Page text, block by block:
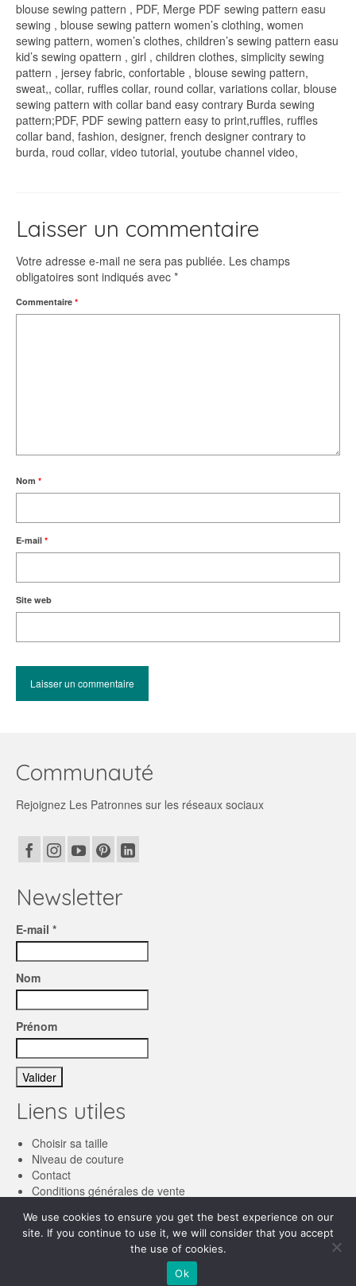
blouse sewing pattern , PDF, Merge PDF sewing pattern easu
sewing , blouse sewing pattern women’s clothing, women
sewing pattern, women’s clothes, children’s sewing pattern easu
kid’s sewing opattern , girl , children clothes, simplicity sewing
pattern , jersey fabric, confortable , blouse sewing pattern,
sweat,, collar, ruffles collar, round collar, variations collar, blouse
sewing pattern with collar band easy contrary Burda sewing
pattern;PDF, PDF sewing pattern easy to print,ruffles, ruffles
collar band, fashion, designer, french designer contrary to
burda, roud collar, video tutorial, youtube channel video,
Laisser un commentaire
Votre adresse e-mail ne sera pas publiée. Les champs
obligatoires sont indiqués avec *
Commentaire *
Nom *
E-mail *
Site web
Communauté
Rejoignez Les Patronnes sur les réseaux sociaux
Newsletter
E-mail *
Nom
Prénom
Liens utiles
Choisir sa taille
Niveau de couture
Contact
Conditions générales de vente
We use cookies to ensure you get the best experience on our
site. If you continue to use it, we will consider that you accept
the use of cookies.
Ok